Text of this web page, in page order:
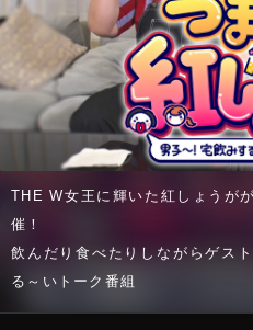
THE W女王に輝いた紅しょうが
催！
飲んだり食べたりしながらゲス
る～いトーク番組